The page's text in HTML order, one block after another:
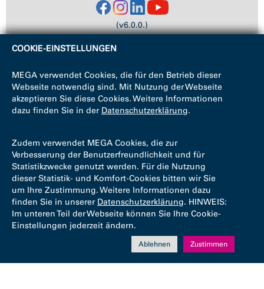
(v6.0.0.)
COOKIE-EINSTELLUNGEN
MEGA verwendet Cookies, die für den Betrieb dieser
Webseite notwendig sind. Mit Nutzung der Webseite
akzeptieren Sie diese Cookies. Weitere Informationen
dazu finden Sie in der Datenschutzerklärung.
Zudem verwendet MEGA Cookies, die zur
Verbesserung der Benutzerfreundlichkeit und für
Statistikzwecke genutzt werden. Für die Nutzung
dieser Statistik- und Komfort-Cookies bitten wir Sie
um Ihre Zustimmung. Weitere Informationen dazu
finden Sie in unserer Datenschutzerklärung. HINWEIS:
Im unteren Teil der Webseite können Sie Ihre Cookie-
Einstellungen jederzeit ändern.
Zustimmen
Ablehnen